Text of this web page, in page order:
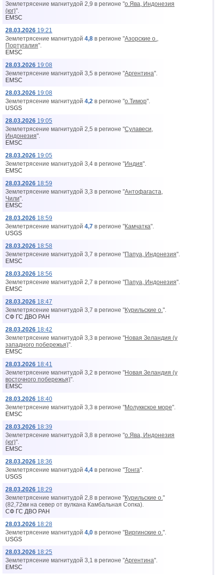
Землетрясение магнитудой 2,9 в регионе "о.Ява, Индонезия
(юг)".
EMSC
28.03.2026 19:21
Землетрясение магнитудой 4,8 в регионе "Азорские о.,
Португалия".
EMSC
28.03.2026 19:08
Землетрясение магнитудой 3,5 в регионе "Аргентина".
EMSC
28.03.2026 19:08
Землетрясение магнитудой 4,2 в регионе "о.Тимор".
USGS
28.03.2026 19:05
Землетрясение магнитудой 2,5 в регионе "Сулавеси,
Индонезия".
EMSC
28.03.2026 19:05
Землетрясение магнитудой 3,4 в регионе "Индия".
EMSC
28.03.2026 18:59
Землетрясение магнитудой 3,3 в регионе "Антофагаста,
Чили".
EMSC
28.03.2026 18:59
Землетрясение магнитудой 4,7 в регионе "Камчатка".
USGS
28.03.2026 18:58
Землетрясение магнитудой 3,7 в регионе "Папуа, Индонезия".
EMSC
28.03.2026 18:56
Землетрясение магнитудой 2,7 в регионе "Папуа, Индонезия".
EMSC
28.03.2026 18:47
Землетрясение магнитудой 3,7 в регионе "Курильские о.".
СФ ГС ДВО РАН
28.03.2026 18:42
Землетрясение магнитудой 3,3 в регионе "Новая Зеландия (у
западного побережья)".
EMSC
28.03.2026 18:41
Землетрясение магнитудой 3,2 в регионе "Новая Зеландия (у
восточного побережья)".
EMSC
28.03.2026 18:40
Землетрясение магнитудой 3,3 в регионе "Молуккское море".
EMSC
28.03.2026 18:39
Землетрясение магнитудой 3,8 в регионе "о.Ява, Индонезия
(юг)".
EMSC
28.03.2026 18:36
Землетрясение магнитудой 4,4 в регионе "Тонга".
USGS
28.03.2026 18:29
Землетрясение магнитудой 2,8 в регионе "Курильские о."
(82,72км на север от вyлкана Камбальная Сопка).
СФ ГС ДВО РАН
28.03.2026 18:28
Землетрясение магнитудой 4,0 в регионе "Виргинские о.".
USGS
28.03.2026 18:25
Землетрясение магнитудой 3,1 в регионе "Аргентина".
EMSC